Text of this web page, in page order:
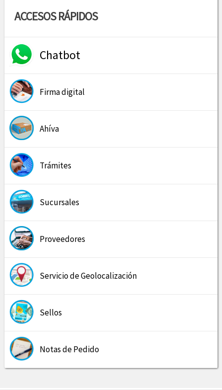
ACCESOS RÁPIDOS
Chatbot
Firma digital
Ahíva
Trámites
Sucursales
Proveedores
Servicio de Geolocalización
Sellos
Notas de Pedido